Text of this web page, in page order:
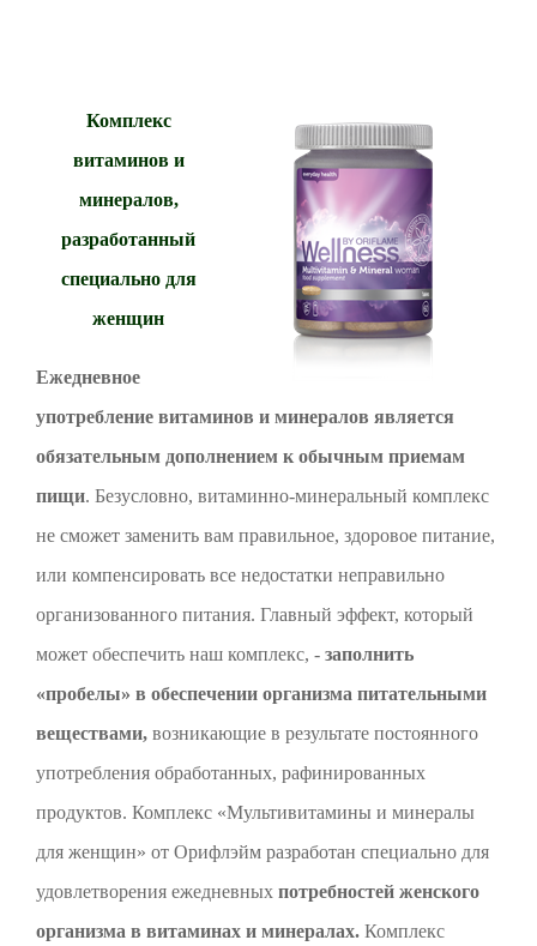
Комплекс
витаминов и
минералов,
разработанный
специально для
женщин
Ежедневное
употребление витаминов и минералов является
обязательным дополнением к обычным приемам
пищи. Безусловно, витаминно-минеральный комплекс
не сможет заменить вам правильное, здоровое питание,
или компенсировать все недостатки неправильно
организованного питания. Главный эффект, который
может обеспечить наш комплекс, - заполнить
«пробелы» в обеспечении организма питательными
веществами, возникающие в результате постоянного
употребления обработанных, рафинированных
продуктов. Комплекс «Мультивитамины и минералы
для женщин» от Орифлэйм разработан специально для
удовлетворения ежедневных потребностей женского
организма в витаминах и минералах. Комплекс